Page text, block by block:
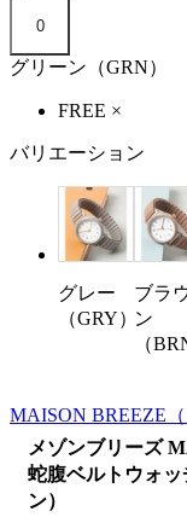
0
グリーン（GRN）
FREE ×
バリエーション
グレー
（GRY）
ブラ
ン
（
MAISON BREEZE
メゾンブリーズ
蛇腹ベルトウォ
ン）